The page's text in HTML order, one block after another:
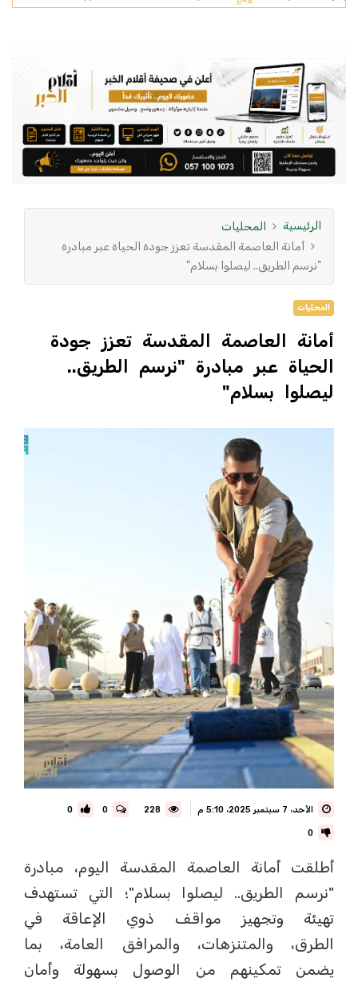
الرئيسية
المحليات
أمانة العاصمة المقدسة تعزز جودة الحياة عبر مبادرة
"نرسم الطريق.. ليصلوا بسلام"
المحليات
أمانة العاصمة المقدسة تعزز جودة
الحياة عبر مبادرة "نرسم الطريق..
ليصلوا بسلام"
الأحد، 7 سبتمبر 2025، 5:10 م 0
0
0
أطلقت أمانة العاصمة المقدسة اليوم، مبادرة
"نرسم الطريق.. ليصلوا بسلام"؛ التي تستهدف
تهيئة وتجهيز مواقف ذوي الإعاقة في
الطرق، والمتنزهات، والمرافق العامة، بما
يضمن تمكينهم من الوصول بسهولة وأمان